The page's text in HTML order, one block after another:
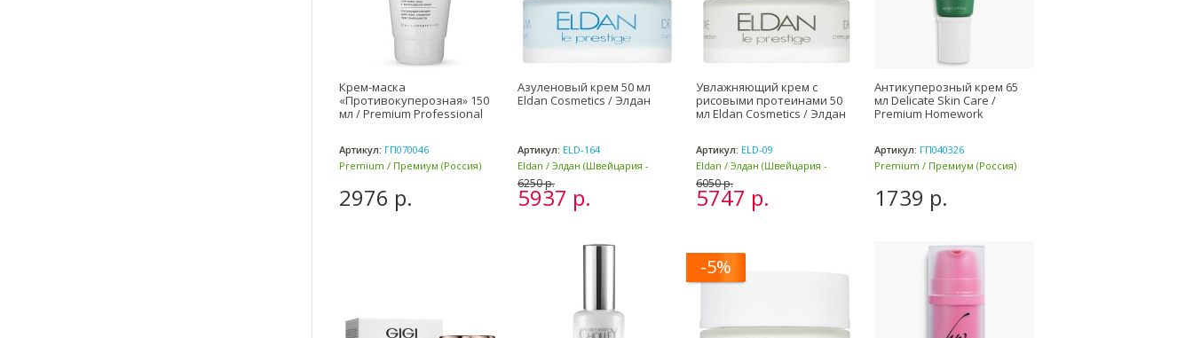
Крем-маска
«Противокуперозная» 150
мл / Premium Professional
Артикул: ГП070046
Premium / Премиум (Россия)
2976 р.
Азуленовый крем 50 мл
Eldan Cosmetics / Элдан
Артикул: ELD-164
Eldan / Элдан (Швейцария -
Италия)
6250 р.
5937 р.
Увлажняющий крем с
рисовыми протеинами 50
мл Eldan Cosmetics / Элдан
Артикул: ELD-09
Eldan / Элдан (Швейцария -
Италия)
6050 р.
5747 р.
Антикуперозный крем 65
мл Delicate Skin Care /
Premium Homework
Артикул: ГП040326
Premium / Премиум (Россия)
1739 р.
-5%